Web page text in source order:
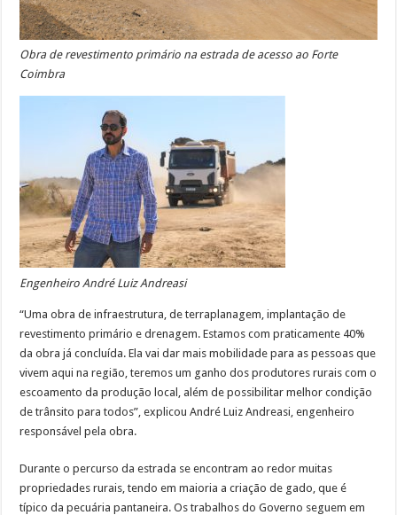
Obra de revestimento primário na estrada de acesso ao Forte
Coimbra
Engenheiro André Luiz Andreasi
“Uma obra de infraestrutura, de terraplanagem, implantação de
revestimento primário e drenagem. Estamos com praticamente 40%
da obra já concluída. Ela vai dar mais mobilidade para as pessoas que
vivem aqui na região, teremos um ganho dos produtores rurais com o
escoamento da produção local, além de possibilitar melhor condição
de trânsito para todos”, explicou André Luiz Andreasi, engenheiro
responsável pela obra.
Durante o percurso da estrada se encontram ao redor muitas
propriedades rurais, tendo em maioria a criação de gado, que é
típico da pecuária pantaneira. Os trabalhos do Governo seguem em